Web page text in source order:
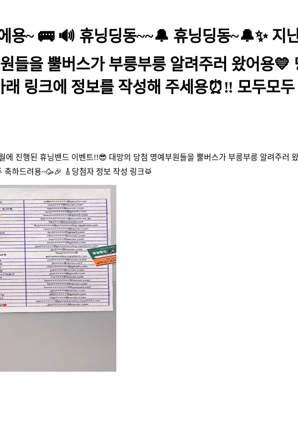
~ 🚌 🔊 휴닝딩동~~🔔 휴닝딩동~🔔✨ 지
들을 뿔버스가 부릉부릉 알려주러 왔어용💛
링크에 정보를 작성해 주세용⏰‼ 모두모
진행된 휴닝밴드 이벤트!!😎 대망의 당첨 명예부원들을 뿔버스가 부릉부릉 알려주러
하드려용~🥳🎉 🎸당첨자 정보 작성 링크🥁